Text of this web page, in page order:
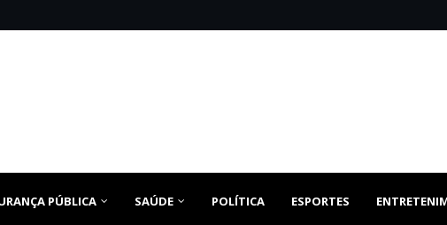
PÚBLICA SAÚDE POLÍTICA ESPORTES